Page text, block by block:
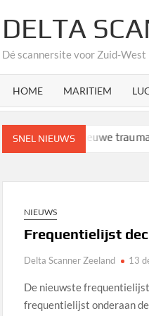
DELTA
Dé scannersite voor Zuid-West
HOME MARITIEM
SNEL NIEUWS
volgen Nieuwe
NIEUWS
Frequentielijst
Delta Scanner Zeeland 13
De nieuwste
frequentielijst onderaan